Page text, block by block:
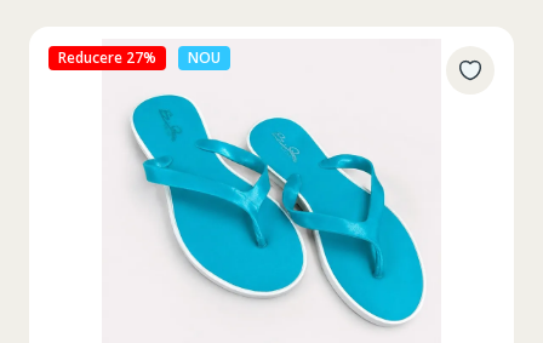
Reducere 27% NOU